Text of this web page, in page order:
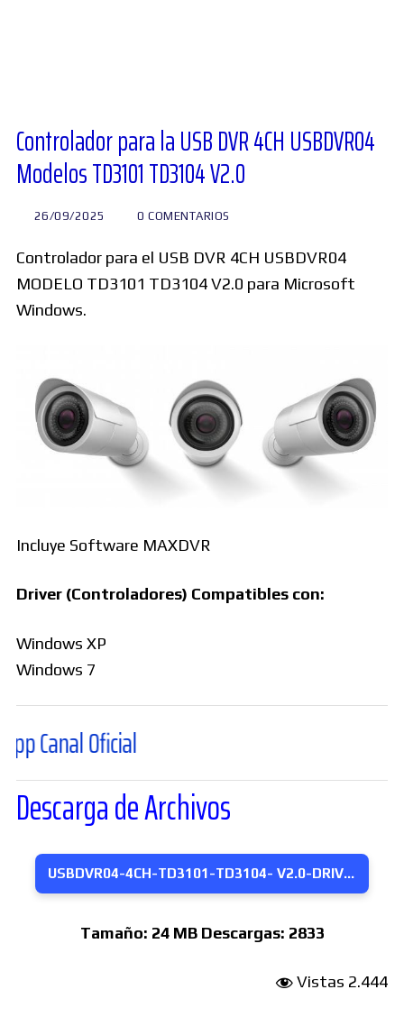
Foros
Buscar:
Controlador para la USB DVR 4CH USBDVR04
Modelos TD3101 TD3104 V2.0
26/09/2025 0 COMENTARIOS
Controlador para el USB DVR 4CH USBDVR04
MODELO TD3101 TD3104 V2.0 para Microsoft
Windows.
Incluye Software MAXDVR
Driver (Controladores) Compatibles con:
Windows XP
Windows 7
Oficial
Descarga de Archivos
USBDVR04-4CH-TD3101-TD3104- V2.0-DRIVER.SOFTWARE
Tamaño: 24 MB Descargas: 2833
Vistas 2.444